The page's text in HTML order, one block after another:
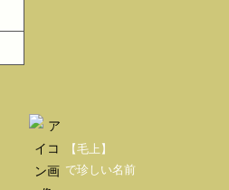
【毛上】
で珍しい名前